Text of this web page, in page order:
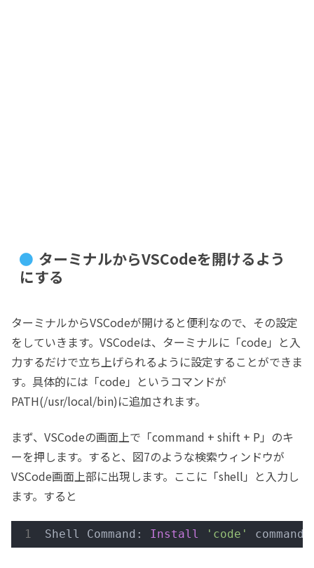
ターミナルからVSCodeを開けるよう
にする
ターミナルからVSCodeが開けると便利なので、その設定
をしていきます。VSCodeは、ターミナルに「code」と入
力するだけで立ち上げられるように設定することができま
す。具体的には「code」というコマンドが
PATH(/usr/local/bin)に追加されます。
まず、VSCodeの画面上で「command + shift + P」のキ
ーを押します。すると、図7のような検索ウィンドウが
VSCode画面上部に出現します。ここに「shell」と入力し
ます。すると
Shell Command: Install 'code' command